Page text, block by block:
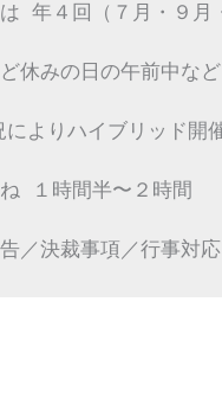
年４回（７月・９月
休みの日の午前中など
によりハイブリッド開
１時間半〜２時間
／決裁事項／行事対